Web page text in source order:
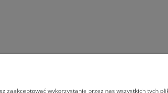
wykorzystanie przez nas wszystkich tych